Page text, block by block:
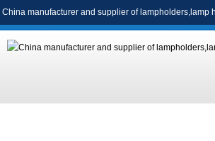
China manufacturer and supplier of lampholders, lamp